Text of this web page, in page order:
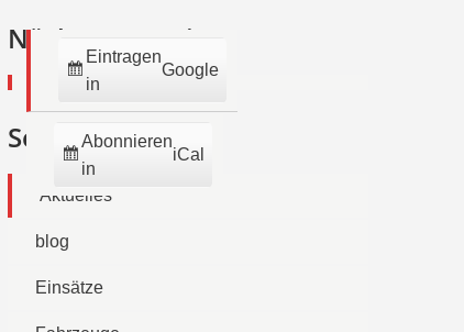
Eintragen
in
Google
Abonnieren
in
iCal
Nächste Termine:
Seiten
Aktuelles
blog
Einsätze